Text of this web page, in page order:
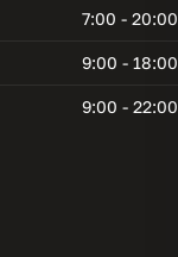
7:00 - 20:00
9:00 - 18:00
9:00 - 22:00